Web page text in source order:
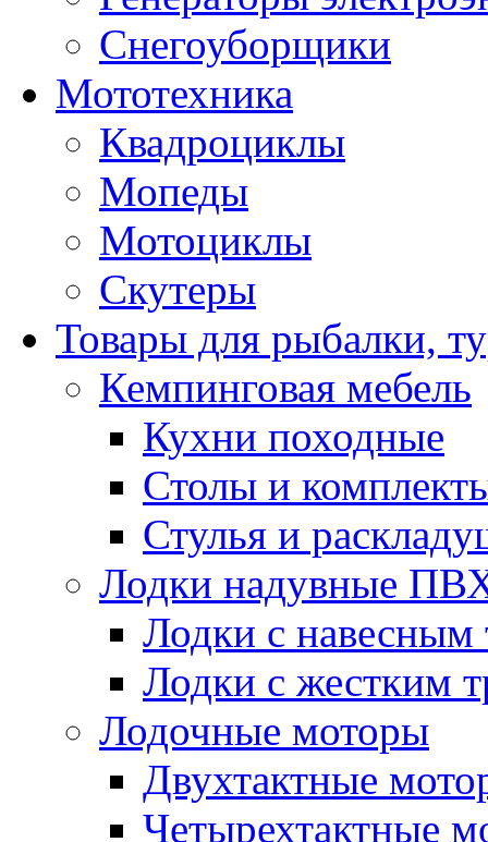
Снегоуборщики
Мототехника
Квадроциклы
Мопеды
Мотоциклы
Скутеры
Товары для рыбалки,
Кемпинговая мебель
Кухни походные
Столы и
Стулья и
Лодки надувные
Лодки с навесным
Лодки с жестким
Лодочные моторы
Двухтактные
Четырехтактные